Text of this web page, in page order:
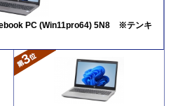
PC (Win11pro64) 5N8 ※テンキ